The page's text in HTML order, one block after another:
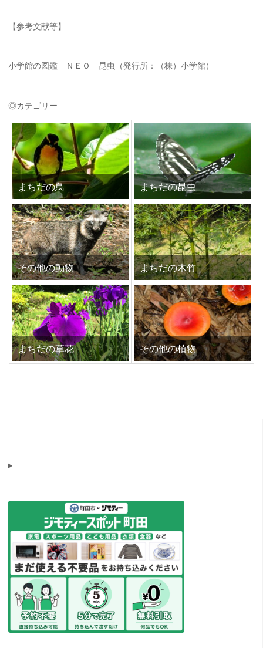
【参考文献等】
小学館の図鑑 ＮＥＯ 昆虫（発行所：（株）小学館）
◎カテゴリー
まちだの鳥 まちだの昆虫
その他の動物 まちだの木竹
まちだの草花 その他の植物